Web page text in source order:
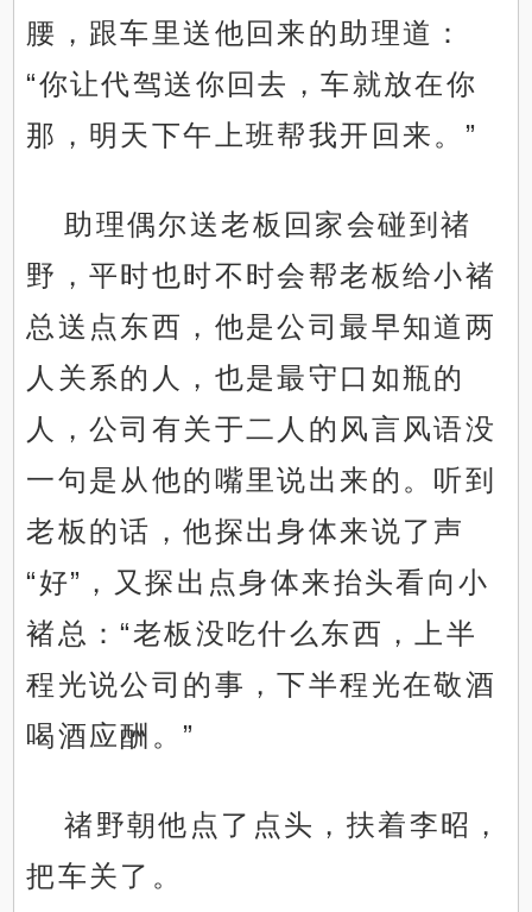
腰，跟车里送他回来的助理道：
“你让代驾送你回去，车就放在你
那，明天下午上班帮我开回来。”
助理偶尔送老板回家会碰到禇
野，平时也时不时会帮老板给小褚
总送点东西，他是公司最早知道两
人关系的人，也是最守口如瓶的
人，公司有关于二人的风言风语没
一句是从他的嘴里说出来的。听到
老板的话，他探出身体来说了声
“好”，又探出点身体来抬头看向小
褚总：“老板没吃什么东西，上半
程光说公司的事，下半程光在敬酒
喝酒应酬。”
禇野朝他点了点头，扶着李昭，
把车关了。